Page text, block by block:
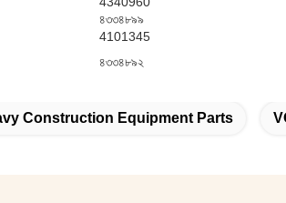
৪৩৩৪৮৯৯
4101345
৪৩৩৪৮৯২
Construction Equipment Parts